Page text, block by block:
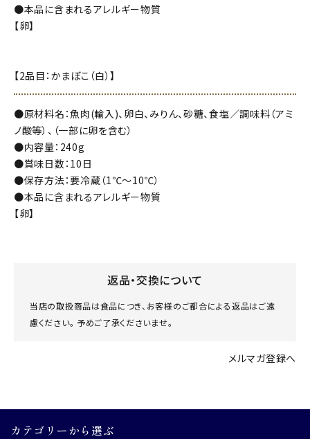
●本品に含まれるアレルギー物質
【卵】
【2品目：かまぼこ（白）】
●原材料名：魚肉(輸入)、卵白、みりん、砂糖、食塩／調味料（アミ
ノ酸等）、（一部に卵を含む）
●内容量：240g
●賞味日数：10日
●保存方法：要冷蔵（1℃～10℃）
●本品に含まれるアレルギー物質
【卵】
返品・交換について
当店の取扱商品は食品につき、お客様のご都合による返品はご遠
慮ください。 予めご了承くださいませ。
メルマガ登録へ
カテゴリーから選ぶ